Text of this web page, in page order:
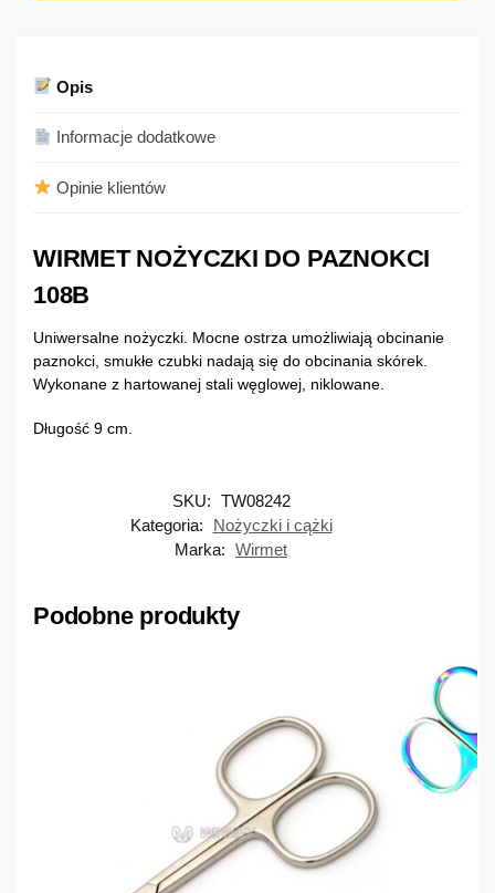
Opis
Informacje dodatkowe
Opinie klientów
WIRMET NOŻYCZKI DO PAZNOKCI
108B
Uniwersalne nożyczki. Mocne ostrza umożliwiają obcinanie
paznokci, smukłe czubki nadają się do obcinania skórek.
Wykonane z hartowanej stali węglowej, niklowane.
Długość 9 cm.
SKU: TW08242
Kategoria:
Nożyczki i cążki
Marka: Wirmet
Podobne produkty